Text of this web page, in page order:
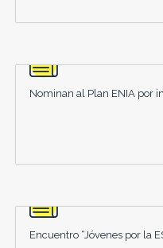
Nominan al Plan ENIA por
Encuentro “Jóvenes por la